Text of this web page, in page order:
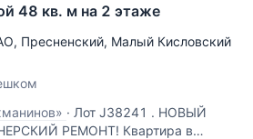
48 кв. м на 2 этаже
, Пресненский, Малый Кисловский
· Лот J38241 . НОВЫЙ
РЕМОНТ! Квартира в